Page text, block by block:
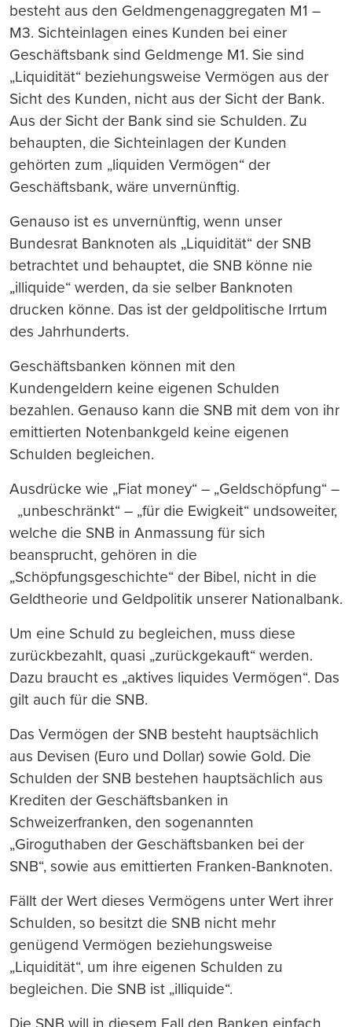
besteht aus den Geldmengenaggregaten M1 –
M3. Sichteinlagen eines Kunden bei einer
Geschäftsbank sind Geldmenge M1. Sie sind
„Liquidität“ beziehungsweise Vermögen aus der
Sicht des Kunden, nicht aus der Sicht der Bank.
Aus der Sicht der Bank sind sie Schulden. Zu
behaupten, die Sichteinlagen der Kunden
gehörten zum „liquiden Vermögen“ der
Geschäftsbank, wäre unvernünftig.
Genauso ist es unvernünftig, wenn unser
Bundesrat Banknoten als „Liquidität“ der SNB
betrachtet und behauptet, die SNB könne nie
„illiquide“ werden, da sie selber Banknoten
drucken könne. Das ist der geldpolitische Irrtum
des Jahrhunderts.
Geschäftsbanken können mit den
Kundengeldern keine eigenen Schulden
bezahlen. Genauso kann die SNB mit dem von ihr
emittierten Notenbankgeld keine eigenen
Schulden begleichen.
Ausdrücke wie „Fiat money“ – „Geldschöpfung“ –
„unbeschränkt“ – „für die Ewigkeit“ undsoweiter,
welche die SNB in Anmassung für sich
beansprucht, gehören in die
„Schöpfungsgeschichte“ der Bibel, nicht in die
Geldtheorie und Geldpolitik unserer Nationalbank.
Um eine Schuld zu begleichen, muss diese
zurückbezahlt, quasi „zurückgekauft“ werden.
Dazu braucht es „aktives liquides Vermögen“. Das
gilt auch für die SNB.
Das Vermögen der SNB besteht hauptsächlich
aus Devisen (Euro und Dollar) sowie Gold. Die
Schulden der SNB bestehen hauptsächlich aus
Krediten der Geschäftsbanken in
Schweizerfranken, den sogenannten
„Giroguthaben der Geschäftsbanken bei der
SNB“, sowie aus emittierten Franken-Banknoten.
Fällt der Wert dieses Vermögens unter Wert ihrer
Schulden, so besitzt die SNB nicht mehr
genügend Vermögen beziehungsweise
„Liquidität“, um ihre eigenen Schulden zu
begleichen. Die SNB ist „illiquide“.
Die SNB will in diesem Fall den Banken einfach